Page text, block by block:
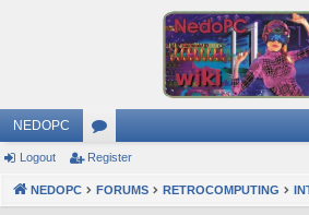
NEDOPC
or
u
Logout Register
NEDOPC FORUMS RETROCOMPUTING